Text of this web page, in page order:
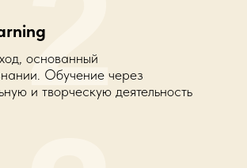
основанный
Обучение через
и творческую деятельность